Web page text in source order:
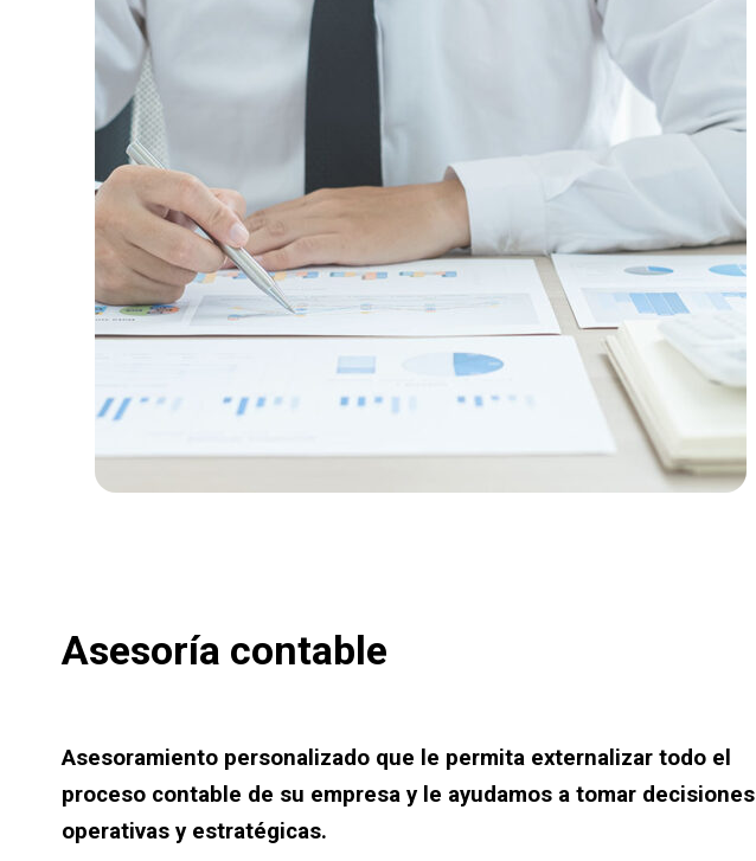
Asesoría contable
Asesoramiento personalizado que le permita externalizar todo el
proceso contable de su empresa y le ayudamos a tomar decisiones
operativas y estratégicas.